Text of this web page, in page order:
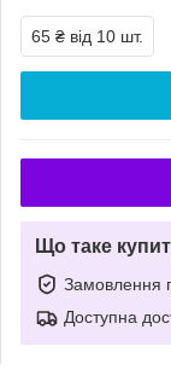
65 ₴ від 10 шт.
Що таке
Замовлення
Доступна